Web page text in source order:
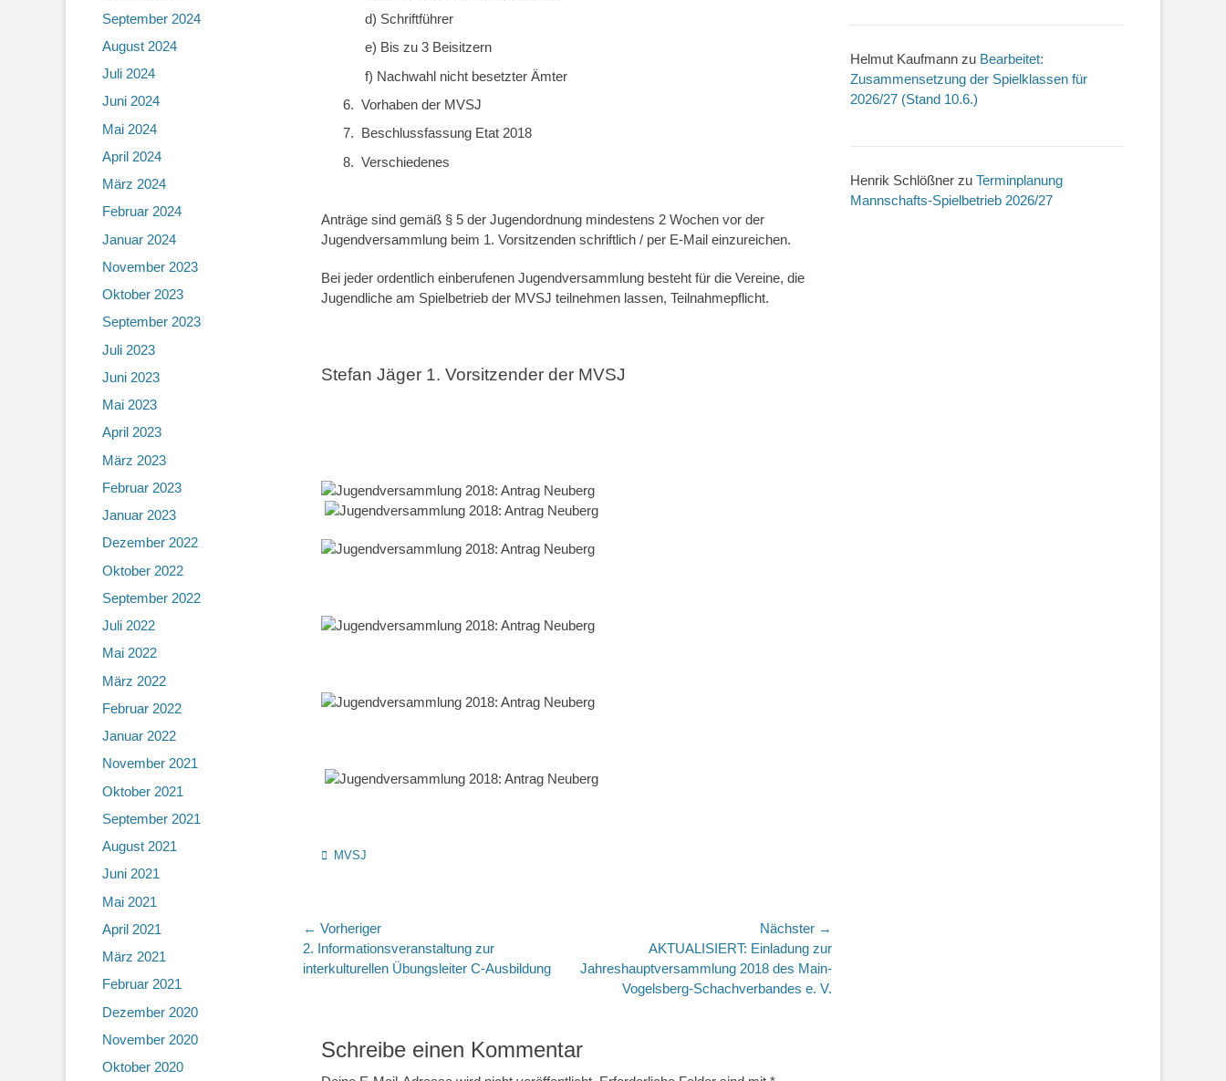
d) Schriftführer
e) Bis zu 3 Beisitzern
f) Nachwahl nicht besetzter Ämter
6. Vorhaben der MVSJ
7.
Beschlussfassung Etat 2018
8. Verschiedenes
Anträge sind gemäß § 5 der Jugendordnung mindestens 2 Wochen vor der
Jugendversammlung beim 1. Vorsitzenden schriftlich / per E-Mail einzureichen.
Bei jeder ordentlich einberufenen Jugendversammlung besteht für die Vereine, die
Jugendliche am Spielbetrieb der MVSJ teilnehmen lassen, Teilnahmepflicht.
Stefan Jäger 1. Vorsitzender der MVSJ
Kategorien
MVSJ
Beitragsnavigation
← Vorheriger
Vorheriger
Beitrag:
2. Informationsveranstaltung zur
interkulturellen Übungsleiter C-Ausbildung
Nächster →
Beitrag:
AKTUALISIERT: Einladung zur
Jahreshauptversammlung 2018 des Main-
Vogelsberg-Schachverbandes e. V.
Schreibe einen Kommentar
Helmut Kaufmann zu Bearbeitet:
Zusammensetzung der Spielklassen für
2026/27 (Stand 10.6.)
Henrik Schlößner zu Terminplanung
Mannschafts-Spielbetrieb 2026/27
September 2024
August 2024
Juli 2024
Juni 2024
Mai 2024
April 2024
März 2024
Februar 2024
Januar 2024
November 2023
Oktober 2023
September 2023
Juli 2023
Juni 2023
Mai 2023
April 2023
März 2023
Februar 2023
Januar 2023
Dezember 2022
Oktober 2022
September 2022
Juli 2022
Mai 2022
März 2022
Februar 2022
Januar 2022
November 2021
Oktober 2021
September 2021
August 2021
Juni 2021
Mai 2021
April 2021
März 2021
Februar 2021
Dezember 2020
November 2020
Oktober 2020